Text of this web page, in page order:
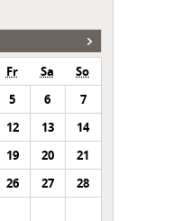
Fr Sa
So
5 6
7
12 13
14
19 20
21
26 27
28